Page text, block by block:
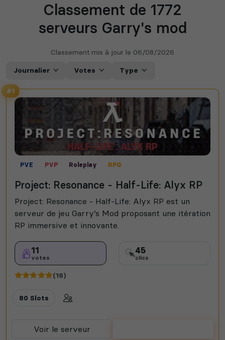
Classement de 1772
serveurs Garry's mod
Classement mis à jour le 06/08/2026
Journalier Votes Type
#1
PVE PVP Roleplay RPG
Project: Resonance - Half-Life: Alyx RP
Project: Resonance - Half-Life: Alyx RP est un
serveur de jeu Garry’s Mod proposant une itération
RP immersive et innovante.
11
votes
45
clics
(16)
80 Slots
Voir le serveur